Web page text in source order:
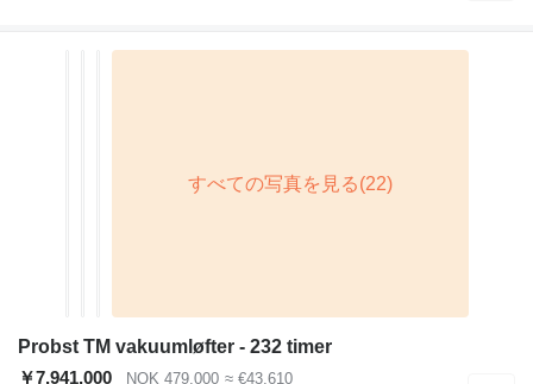
Probst TM vakuumløfter - 232 timer
￥7,941,000
NOK 479,000 ≈ €43,610